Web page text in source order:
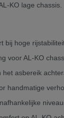
KO lage chassis.
bij hoge
voor AL-KO
het asbereik
handmatige